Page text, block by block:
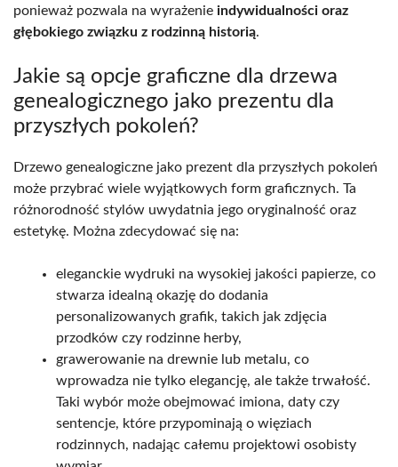
ponieważ pozwala na wyrażenie indywidualności oraz
głębokiego związku z rodzinną historią.
Jakie są opcje graficzne dla drzewa
genealogicznego jako prezentu dla
przyszłych pokoleń?
Drzewo genealogiczne jako prezent dla przyszłych pokoleń
może przybrać wiele wyjątkowych form graficznych. Ta
różnorodność stylów uwydatnia jego oryginalność oraz
estetykę. Można zdecydować się na:
eleganckie wydruki na wysokiej jakości papierze, co
stwarza idealną okazję do dodania
personalizowanych grafik, takich jak zdjęcia
przodków czy rodzinne herby,
grawerowanie na drewnie lub metalu, co
wprowadza nie tylko elegancję, ale także trwałość.
Taki wybór może obejmować imiona, daty czy
sentencje, które przypominają o więziach
rodzinnych, nadając całemu projektowi osobisty